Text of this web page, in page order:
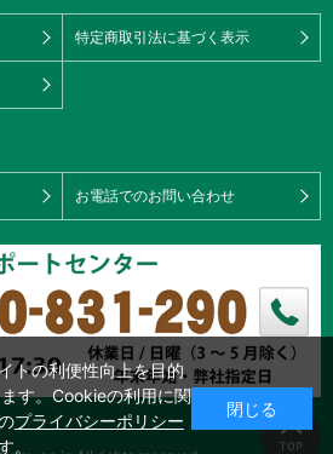
特定商取引法に基づく表示
お電話でのお問い合わせ
トの利便性向上を目的
す。Cookieの利用に関
プライバシーポリシー
。
閉じる